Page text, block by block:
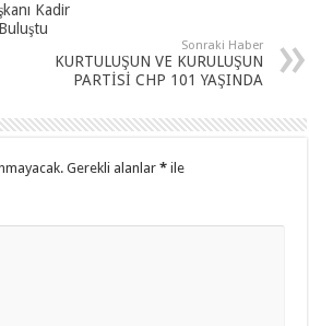
Kadir
Sonraki Haber
KURTULUŞUN VE KURULUŞUN
PARTİSİ CHP 101 YAŞINDA
Gerekli alanlar* ile